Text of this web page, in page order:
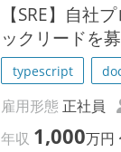
【SRE】自社
ックリードを募
typescript
雇用形態 正社員
年収 1,000万円